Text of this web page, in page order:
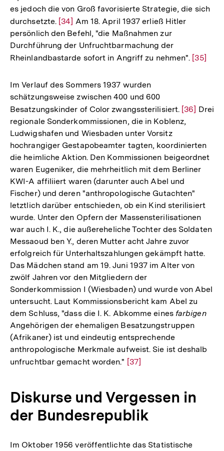
es jedoch die von Groß favorisierte Strategie, die sich
durchsetzte. Zur
Auflösung
der
Fußnote
[34] Am 18. April 1937 erließ Hitler
persönlich den Befehl, "die Maßnahmen zur
Durchführung der Unfruchtbarmachung der
Rheinlandbastarde sofort in Angriff zu nehmen". Zur
[35]
Im Verlauf des Sommers 1937 wurden
schätzungsweise zwischen 400 und 600
Besatzungskinder of Color zwangssterilisiert. Zur
Auflösung
Fußnote
[36] Drei
regionale Sonderkommissionen, die in Koblenz,
Ludwigshafen und Wiesbaden unter Vorsitz
hochrangiger Gestapobeamter tagten, koordinierten
die heimliche Aktion. Den Kommissionen beigeordnet
waren Eugeniker, die mehrheitlich mit dem Berliner
KWI-A affiliiert waren (darunter auch Abel und
Fischer) und deren "anthropologische Gutachten"
letztlich darüber entschieden, ob ein Kind sterilisiert
wurde. Unter den Opfern der Massensterilisationen
war auch I. K., die außereheliche Tochter des Soldaten
Messaoud ben Y., deren Mutter acht Jahre zuvor
erfolgreich für Unterhaltszahlungen gekämpft hatte.
Das Mädchen stand am 19. Juni 1937 im Alter von
zwölf Jahren vor den Mitgliedern der
Sonderkommission I (Wiesbaden) und wurde von Abel
untersucht. Laut Kommissionsbericht kam Abel zu
dem Schluss, "dass die I. K. Abkomme eines farbigen
Angehörigen der ehemaligen Besatzungstruppen
(Afrikaner) ist und eindeutig entsprechende
anthropologische Merkmale aufweist. Sie ist deshalb
unfruchtbar gemacht worden." Zur
Fußnote
[37]
Diskurse und Vergessen in
der Bundesrepublik
Im Oktober 1956 veröffentlichte das Statistische